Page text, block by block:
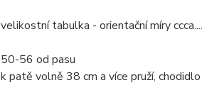
velikostní tabulka - orientační míry
50-56 od pasu
k patě volně 38 cm a více pruží,